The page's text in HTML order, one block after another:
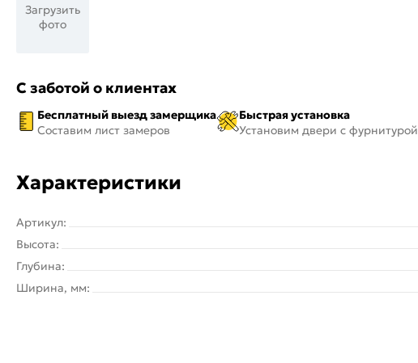
Загрузить
фото
С заботой о клиентах
Бесплатный выезд замерщика
Составим лист замеров
Быстрая установка
Установим двери с фурнитурой
Характеристики
Артикул:
Высота:
Глубина:
Ширина, мм: